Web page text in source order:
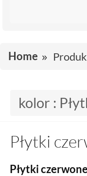
Home
kolor :
Płytki
Płytki czerwone